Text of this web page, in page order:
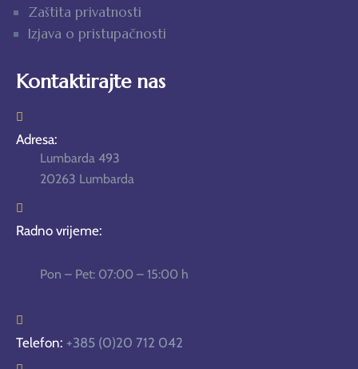
Zaštita privatnosti
Izjava o pristupačnosti
Kontaktirajte nas
Adresa:
Lumbarda 493
20263 Lumbarda
Radno vrijeme:
Pon – Pet: 07:00 – 15:00 h
Telefon: +385 (0)20 712 042